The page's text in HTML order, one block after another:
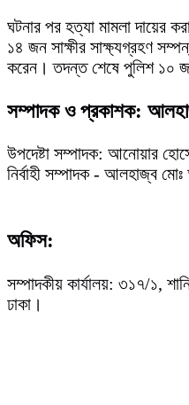
ঘটনার পর হত্যা মামলা দায়ের
১৪ জন সাক্ষীর সাক্ষ্যগ্রহণ
করেন। তদন্ত শেষে পুলিশ ১০
সম্পাদক ও প্রকাশক:
উপদেষ্টা সম্পাদক: আনোয়ার
নির্বাহী সম্পাদক - আলহাজ্ব
অফিস:
সম্পাদকীয় কার্যালয়: ৩১৭/১,
ঢাকা।